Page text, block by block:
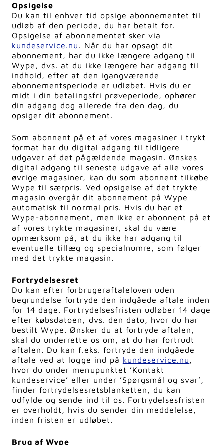
Opsigelse
Du kan til enhver tid opsige abonnementet til
udløb af den periode, du har betalt for.
Opsigelse af abonnementet sker via
kundeservice.nu. Når du har opsagt dit
abonnement, har du ikke længere adgang til
Wype, dvs. at du ikke længere har adgang til
indhold, efter at den igangværende
abonnementsperiode er udløbet. Hvis du er
midt i din betalingsfri prøveperiode, ophører
din adgang dog allerede fra den dag, du
opsiger dit abonnement.
Som abonnent på et af vores magasiner i trykt
format har du digital adgang til tidligere
udgaver af det pågældende magasin. Ønskes
digital adgang til seneste udgave af alle vores
øvrige magasiner, kan du som abonnent tilkøbe
Wype til særpris. Ved opsigelse af det trykte
magasin overgår dit abonnement på Wype
automatisk til normal pris. Hvis du har et
Wype-abonnement, men ikke er abonnent på et
af vores trykte magasiner, skal du være
opmærksom på, at du ikke har adgang til
eventuelle tillæg og specialnumre, som følger
med det trykte magasin.
Fortrydelsesret
Du kan efter forbrugeraftaleloven uden
begrundelse fortryde den indgåede aftale inden
for 14 dage. Fortrydelsesfristen udløber 14 dage
efter købsdatoen, dvs. den dato, hvor du har
bestilt Wype. Ønsker du at fortryde aftalen,
skal du underrette os om, at du har fortrudt
aftalen. Du kan f.eks. fortryde den indgåede
aftale ved at logge ind på kundeservice.nu ,
hvor du under menupunktet ’Kontakt
kundeservice’ eller under ’Spørgsmål og svar’,
finder fortrydelsesretsblanketten, du kan
udfylde og sende ind til os. Fortrydelsesfristen
er overholdt, hvis du sender din meddelelse,
inden fristen er udløbet.
Brug af Wype